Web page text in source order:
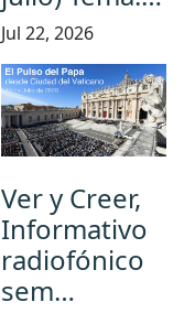
Jul 22, 2026
Ver y Creer,
Informativo
radiofónico
sem…